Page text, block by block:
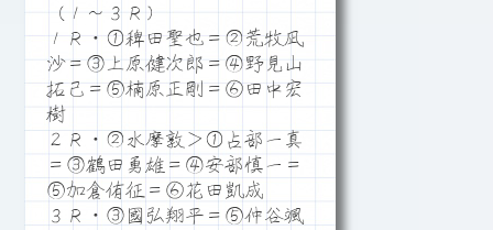
（１～３Ｒ）
１Ｒ・①稗田聖也＝②荒牧凪
沙＝③上原健次郎＝④野見山
拓己＝⑤楠原正剛＝⑥田中宏
樹
２Ｒ・②水摩敦＞①占部一真
＝③鶴田勇雄＝④安部慎一＝
⑤加倉侑征＝⑥花田凱成
３Ｒ・③國弘翔平＝⑤仲谷颯